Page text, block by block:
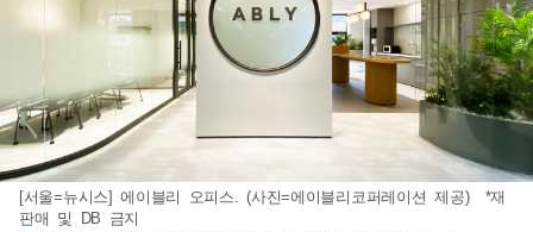
[서울=뉴시스] 에이블리 오피스. (사진=에이블리코퍼레이션 제공) *재
판매 및 DB 금지